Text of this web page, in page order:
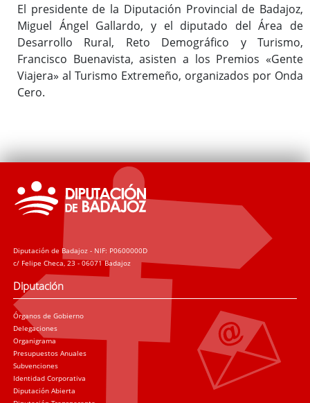
El presidente de la Diputación Provincial de Badajoz,
Miguel Ángel Gallardo, y el diputado del Área de
Desarrollo Rural, Reto Demográfico y Turismo,
Francisco Buenavista, asisten a los Premios «Gente
Viajera» al Turismo Extremeño, organizados por Onda
Cero.
Diputación de Badajoz - NIF: P0600000D
c/ Felipe Checa, 23 - 06071 Badajoz
Diputación
Órganos de Gobierno
Delegaciones
Organigrama
Presupuestos Anuales
Subvenciones
Identidad Corporativa
Diputación Abierta